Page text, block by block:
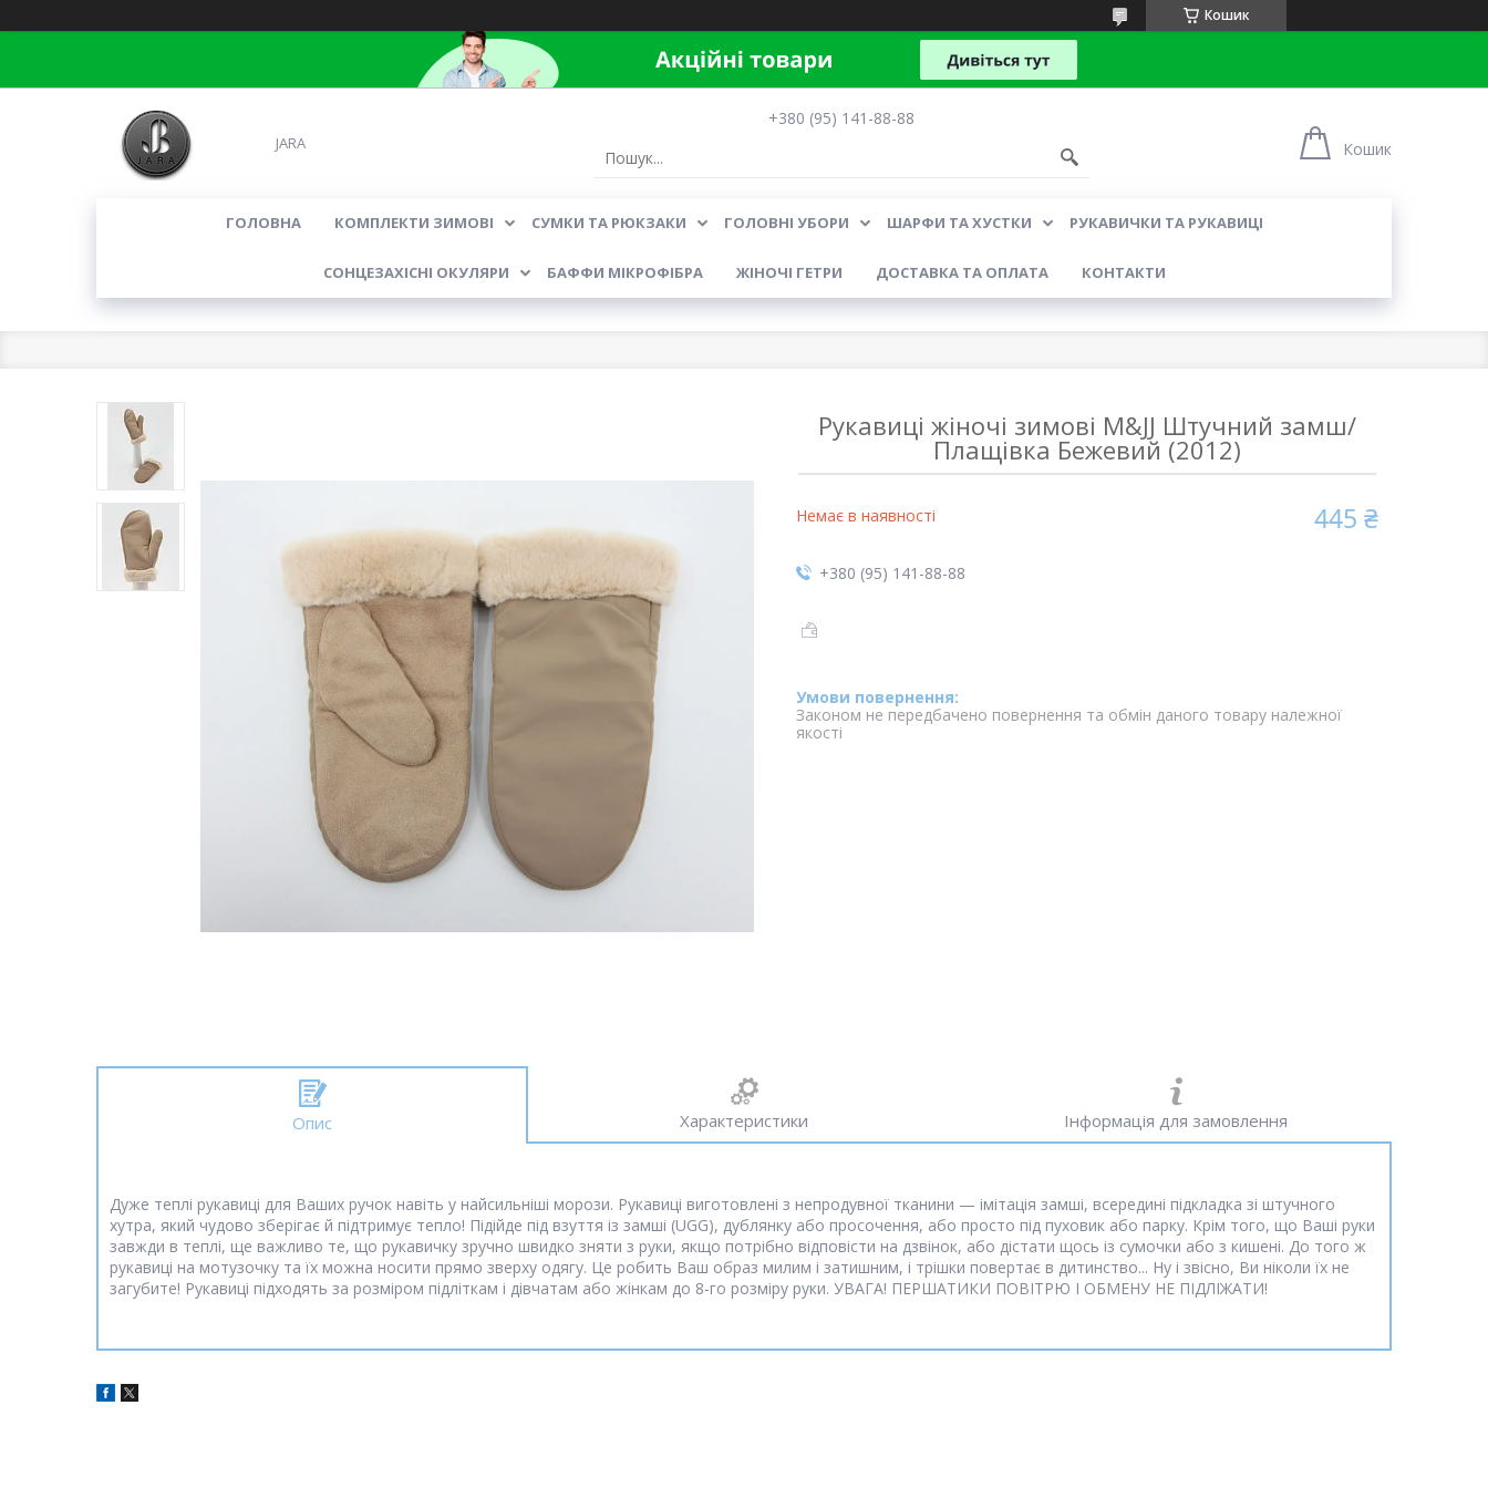
Кошик
JARA
+380 (95) 141-88-88
Кошик
ГОЛОВНА КОМПЛЕКТИ ЗИМОВІ СУМКИ ТА РЮКЗАКИ ГОЛОВНІ УБОРИ ШАРФИ ТА ХУСТКИ РУКАВИЧКИ ТА РУКАВИЦІ
СОНЦЕЗАХІСНІ ОКУЛЯРИ БАФФИ МІКРОФІБРА ЖІНОЧІ ГЕТРИ ДОСТАВКА ТА ОПЛАТА КОНТАКТИ
Рукавиці жіночі зимові M&JJ Штучний замш/
Плащівка Бежевий (2012)
Немає в наявності 445 ₴
+380 (95) 141-88-88
Законом не передбачено повернення та обмін даного товару належної
якості
Опис Характеристики Інформація для замовлення
Дуже теплі рукавиці для Ваших ручок навіть у найсильніші морози. Рукавиці виготовлені з непродувної тканини — імітація замші, всередині підкладка зі штучного
хутра, який чудово зберігає й підтримує тепло! Підійде під взуття із замші (UGG), дублянку або просочення, або просто під пуховик або парку. Крім того, що Ваші руки
завжди в теплі, ще важливо те, що рукавичку зручно швидко зняти з руки, якщо потрібно відповісти на дзвінок, або дістати щось із сумочки або з кишені. До того ж
рукавиці на мотузочку та їх можна носити прямо зверху одягу. Це робить Ваш образ милим і затишним, і трішки повертає в дитинство... Ну і звісно, Ви ніколи їх не
загубите! Рукавиці підходять за розміром підліткам і дівчатам або жінкам до 8-го розміру руки. УВАГА! ПЕРШАТИКИ ПОВІТРЮ І ОБМЕНУ НЕ ПІДЛІЖАТИ!